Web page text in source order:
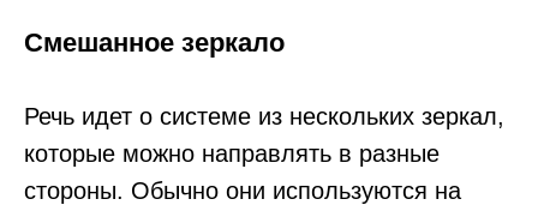
Смешанное зеркало
Речь идет о системе из нескольких зеркал,
которые можно направлять в разные
стороны. Обычно они используются на